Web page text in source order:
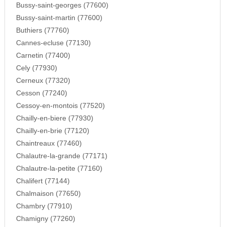
Bussy-saint-georges (77600)
Bussy-saint-martin (77600)
Buthiers (77760)
Cannes-ecluse (77130)
Carnetin (77400)
Cely (77930)
Cerneux (77320)
Cesson (77240)
Cessoy-en-montois (77520)
Chailly-en-biere (77930)
Chailly-en-brie (77120)
Chaintreaux (77460)
Chalautre-la-grande (77171)
Chalautre-la-petite (77160)
Chalifert (77144)
Chalmaison (77650)
Chambry (77910)
Chamigny (77260)